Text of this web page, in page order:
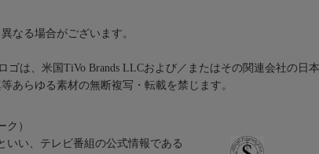
なる場合がございます。
ゴは、米国TiVo Brands LLCおよび／またはその関連会社の日
あらゆる素材の無断複写・転載を禁じます。
ク）
いい、テレビ番組の公式情報である